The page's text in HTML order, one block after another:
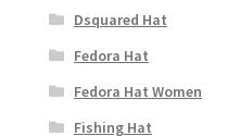
Dsquared Hat
Fedora Hat
Fedora Hat Women
Fishing Hat